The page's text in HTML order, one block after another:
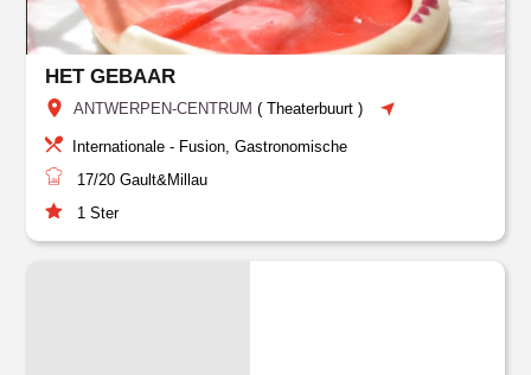
HET GEBAAR
ANTWERPEN-CENTRUM (Theaterbuurt )
Internationale - Fusion, Gastronomische
17/20 Gault&Millau
1 Ster